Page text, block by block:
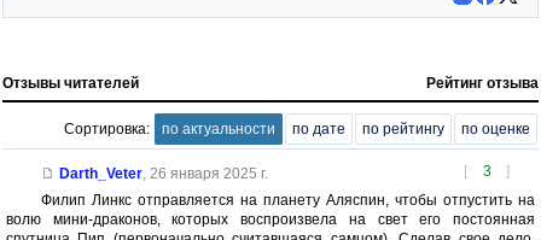
Отзывы читателей Рейтинг отзыва
Сортировка: по актуальности по дате по рейтингу по оценке
[ 3 ]
Darth_Veter, 26 января 2025 г.
Филип Линкс отправляется на планету Аляспин, чтобы отпустить на
волю мини-драконов, которых воспроизвела на свет его постоянная